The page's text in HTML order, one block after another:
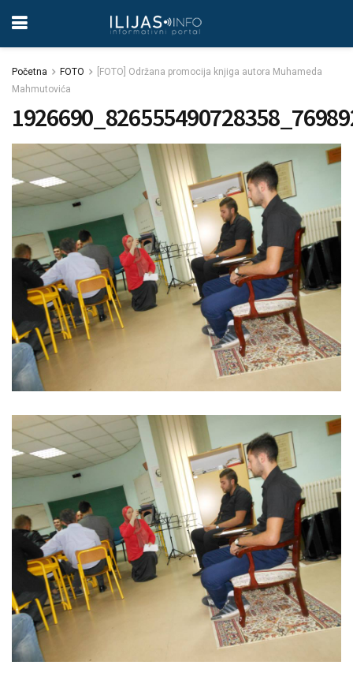
Početna FOTO
[FOTO] Održana promocija knjiga autora Muhameda
Mahmutovića